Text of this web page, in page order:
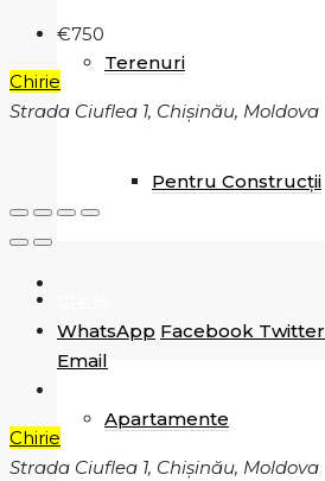
Terenuri
Pentru Construcții
Apartamente
€750
Chirie
Strada Ciuflea 1, Chișinău, Moldova
WhatsApp Facebook Twitter
Email
Chirie
Strada Ciuflea 1, Chișinău, Moldova